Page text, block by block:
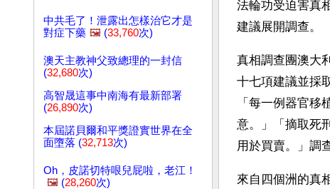
中共毛了！泄露出怎樣治它才是
對症下藥 🖼️ (33,760次)
澳天主教神父致總理的一封信
(32,680次)
高智晟這事中南海有最新部署
(26,890次)
本屆諾貝爾和平獎證實世界在全
面墮落 (32,713次)
Oh，皮諾切特哏兒屁啦，老江！
🖼️ (28,260次)
法輪功受迫害真
建議展開調查。
真相調查團澳大
十七項建議並採
「每一例器官
意。」「摘取死
用於買賣。」調
來自四個洲的真